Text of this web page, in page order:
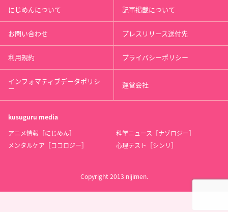
にじめんについて 記事掲載について
お問い合わせ プレスリリース送付先
利用規約 プライバシーポリシー
インフォマティブデータポリシ
ー 運営会社
kusuguru media
アニメ情報［にじめん］
科学ニュース［ナゾロジー］
メンタルケア［ココロジー］
心理テスト［シンリ］
Copyright 2013 nijimen.